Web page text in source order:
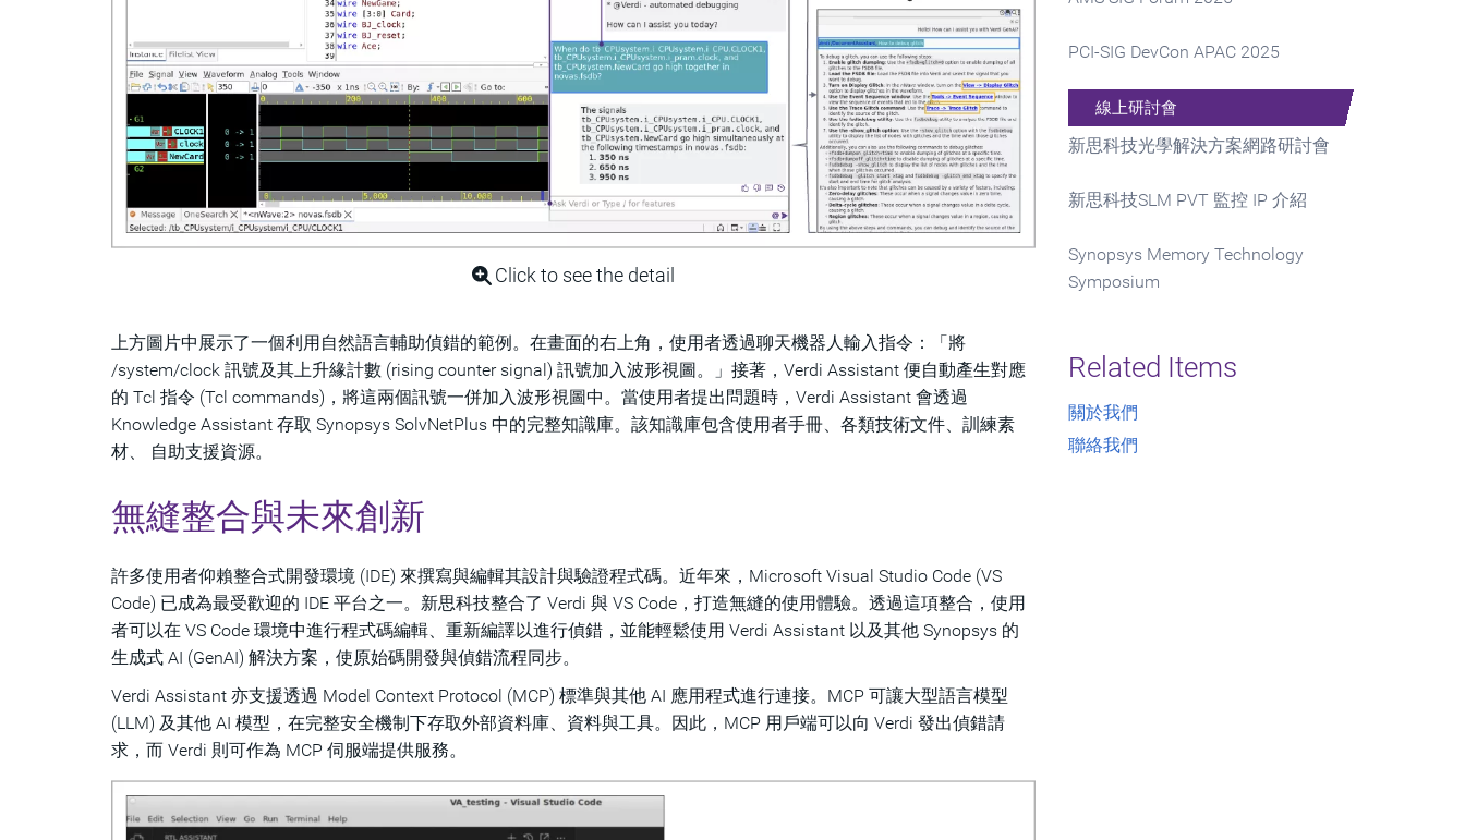
Click to see the detail
上方圖片中展示了一個利用自然語言輔助偵錯的範例。在畫面的右上角，使用者透過聊天機器人輸入指令：「將
/system/clock 訊號及其上升緣計數 (rising counter signal) 訊號加入波形視圖。」接著，Verdi Assistant 便自動產生對應
的 Tcl 指令 (Tcl commands)，將這兩個訊號一併加入波形視圖中。當使用者提出問題時，Verdi Assistant 會透過
Knowledge Assistant 存取 Synopsys SolvNetPlus 中的完整知識庫。該知識庫包含使用者手冊、各類技術文件、訓練素
材、 自助支援資源。
無縫整合與未來創新
許多使用者仰賴整合式開發環境 (IDE) 來撰寫與編輯其設計與驗證程式碼。近年來，Microsoft Visual Studio Code (VS
Code) 已成為最受歡迎的 IDE 平台之一。新思科技整合了 Verdi 與 VS Code，打造無縫的使用體驗。透過這項整合，使用
者可以在 VS Code 環境中進行程式碼編輯、重新編譯以進行偵錯，並能輕鬆使用 Verdi Assistant 以及其他 Synopsys 的
生成式 AI (GenAI) 解決方案，使原始碼開發與偵錯流程同步。
Verdi Assistant 亦支援透過 Model Context Protocol (MCP) 標準與其他 AI 應用程式進行連接。MCP 可讓大型語言模型
(LLM) 及其他 AI 模型，在完整安全機制下存取外部資料庫、資料與工具。因此，MCP 用戶端可以向 Verdi 發出偵錯請
求，而 Verdi 則可作為 MCP 伺服端提供服務。
PCI-SIG DevCon APAC 2025
線上研討會
新思科技光學解決方案網路研討會
新思科技SLM PVT 監控 IP 介紹
Synopsys Memory Technology
Symposium
Related Items
關於我們
聯絡我們